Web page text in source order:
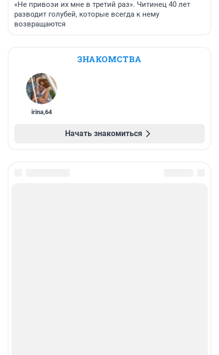
«Не привози их мне в третий раз». Читинец 40 лет
разводит голубей, которые всегда к нему
возвращаются
ЗНАКОМСТВА
irina,64
Начать знакомиться